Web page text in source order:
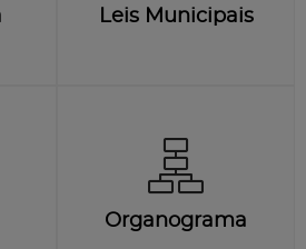
Leis Municipais
Organograma